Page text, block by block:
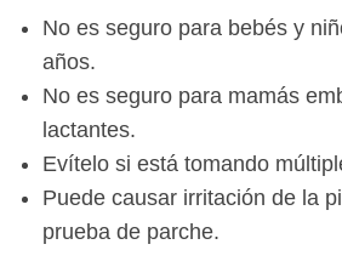
No es seguro para bebés y
años.
No es seguro para mamás
lactantes.
Evítelo si está tomando
Puede causar irritación de la
prueba de parche.